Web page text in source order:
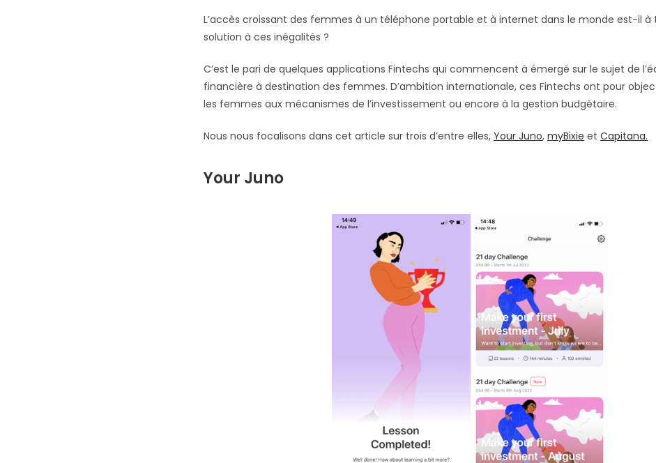
L’accès croissant des femmes à un téléphone portable et à internet dans le monde est-il à
solution à ces inégalités ?
C’est le pari de quelques applications Fintechs qui commencent à émergé sur le sujet de
financière à destination des femmes. D’ambition internationale, ces Fintechs ont pour
les femmes aux mécanismes de l’investissement ou encore à la gestion budgétaire.
Nous nous focalisons dans cet article sur trois d’entre elles, Your Juno, myBixie et Capitana.
Your Juno